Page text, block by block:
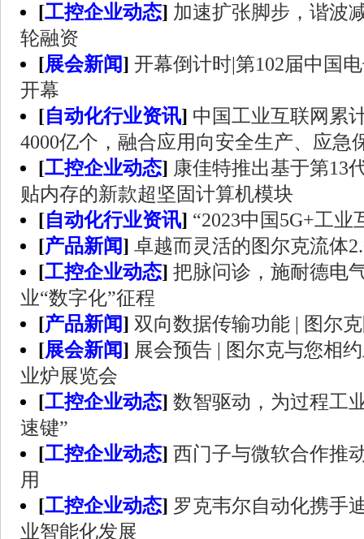
[工控企业动态] 加速扩张脚步，谐波
轮融资
[展会新闻] 开幕倒计时|第102届中国
开幕
[自动化行业资讯] 中国工业互联网累
4000亿个，融合应用向安全生产、应急
[工控企业动态] 康佳特推出基于第13
贴内存的新款超坚固计算机模块
[自动化行业资讯] “2023中国5G+工业
[产品新闻] 卓越而灵活的图尔克流体
[工控企业动态] 把脉问诊，施耐德电
业“数字化”征程
[产品新闻] 双向数据传输功能 | 图尔
[展会新闻] 展会预告 | 图尔克与您相
业炉展览会
[工控企业动态] 数智驱动，为过程工
速键”
[工控企业动态] 西门子与微软合作推
用
[工控企业动态] 罗克韦尔自动化携手
业智能化发展